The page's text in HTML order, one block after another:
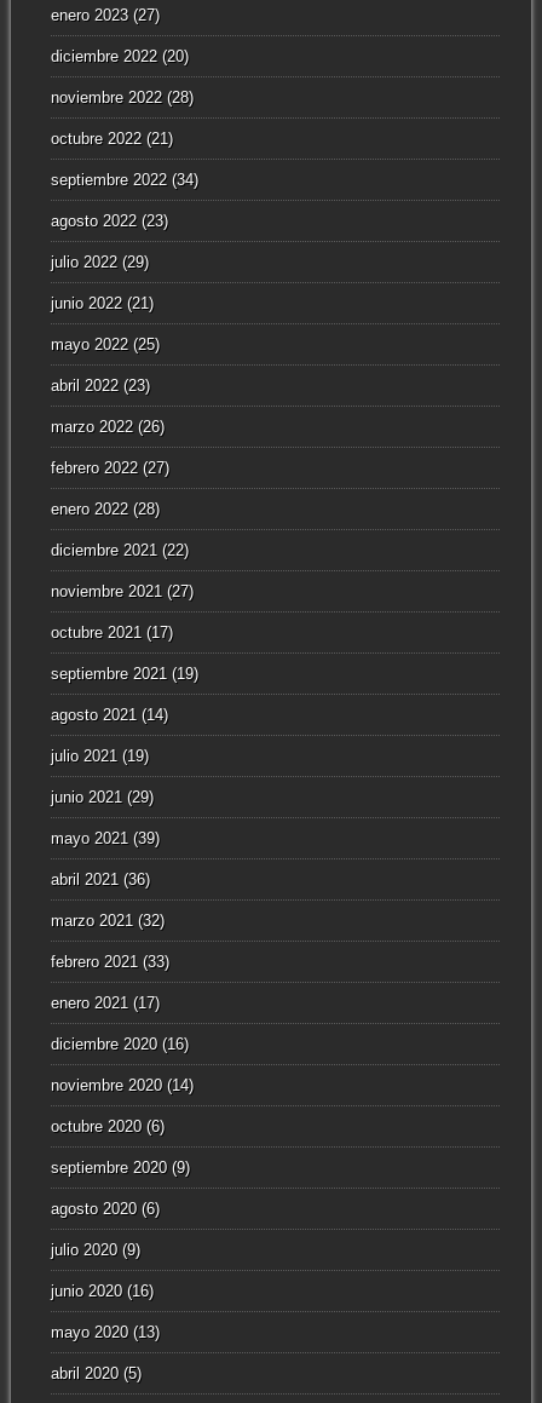
enero 2023(27)
diciembre 2022(20)
noviembre 2022(28)
octubre 2022(21)
septiembre 2022(34)
agosto 2022(23)
julio 2022(29)
junio 2022(21)
mayo 2022(25)
abril 2022(23)
marzo 2022(26)
febrero 2022(27)
enero 2022(28)
diciembre 2021(22)
noviembre 2021(27)
octubre 2021(17)
septiembre 2021(19)
agosto 2021(14)
julio 2021(19)
junio 2021(29)
mayo 2021(39)
abril 2021(36)
marzo 2021(32)
febrero 2021(33)
enero 2021(17)
diciembre 2020(16)
noviembre 2020(14)
octubre 2020(6)
septiembre 2020(9)
agosto 2020(6)
julio 2020(9)
junio 2020(16)
mayo 2020(13)
abril 2020(5)